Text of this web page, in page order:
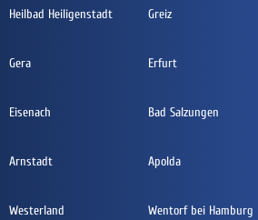
Heilbad Heiligenstadt Greiz
Gera Erfurt
Eisenach Bad Salzungen
Arnstadt Apolda
Westerland Wentorf bei Hamburg